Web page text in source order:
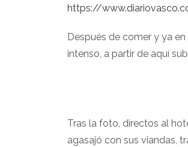
https://
Después de comer y ya
intenso, a partir de aquí
Tras la foto, directos al
agasajó con sus viandas,